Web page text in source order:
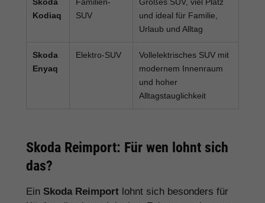
Kodiaq
SUV
und ideal für Familie,
Urlaub und Alltag
Skoda
Enyaq
Elektro-SUV
Vollelektrisches SUV mit
modernem Innenraum
und hoher
Alltagstauglichkeit
Skoda Reimport: Für wen lohnt sich
das?
Ein Skoda Reimport lohnt sich besonders für